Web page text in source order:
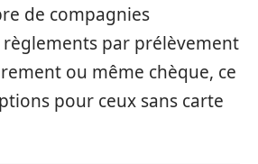
de compagnies
par prélèvement
ou même chèque, ce
pour ceux sans carte